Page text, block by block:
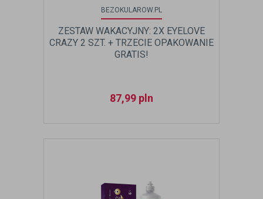
BEZOKULAROW.PL
ZESTAW WAKACYJNY: 2X EYELOVE
CRAZY 2 SZT. + TRZECIE OPAKOWANIE
GRATIS!
87,99 pln